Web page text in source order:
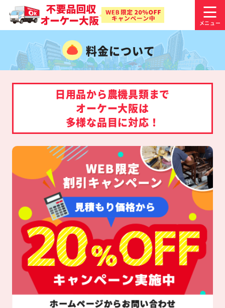
料金について
日用品から農機具類まで
オーケー大阪は
多様な品目に対応！